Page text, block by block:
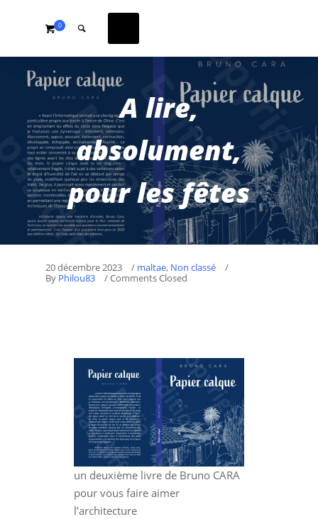
0
A lire,
absolument,
pour les fêtes
20 décembre 2023 / maltae, Non classé
/
By Philou83 / Comments Closed
un deuxième livre de Bruno CARA
pour vous faire aimer
l’architecture